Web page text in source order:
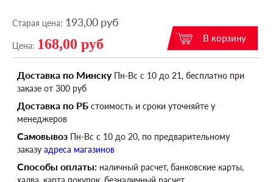
Старая цена: 193,00 руб
Цена: 168,00 руб
Доставка по МинскуПн-Вс c 10 до 21, бесплатно при
заказе от 300 руб
Доставка по РБ стоимость и сроки уточняйте у
менеджеров
Самовывоз Пн-Вс c 10 до 20, по предварительному
заказу адреса магазинов
Способы оплаты: наличный расчет, банковские карты,